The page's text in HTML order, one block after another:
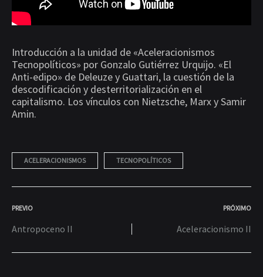
Introducción a la unidad de «Aceleracionismos
Tecnopolíticos» por Gonzalo Gutiérrez Urquijo. «El
Anti-edipo» de Deleuze y Guattari, la cuestión de la
descodificación y desterritorialización en el
capitalismo. Los vínculos con Nietzsche, Marx y Samir
Amin.
ACELERACIONISMOS TECNOPOLÍTICOS
POST
NAVIGATION
PREVIO PRÓXIMO
Antropoceno II Aceleracionismo II